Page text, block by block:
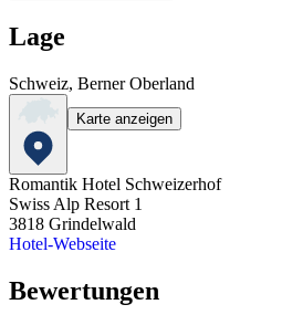
Lage
Schweiz, Berner Oberland
Karte anzeigen
Romantik Hotel Schweizerhof
Swiss Alp Resort 1
3818 Grindelwald
Hotel-Webseite
Bewertungen